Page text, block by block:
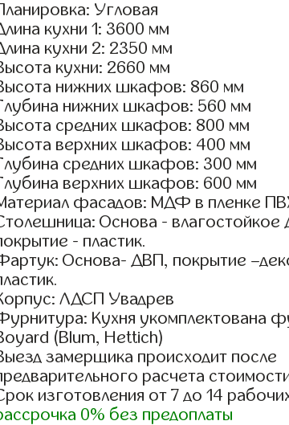
Угловая
кухни 1: 3600 мм
кухни 2: 2350 мм
кухни: 2660 мм
нижних шкафов: 860 мм
нижних шкафов: 560 мм
средних шкафов: 800 мм
верхних шкафов: 400 мм
средних шкафов: 300 мм
верхних шкафов: 600 мм
фасадов: МДФ в пленке
Основа - влагостойкое
- пластик.
Основа- ДВП, покрытие
ЛДСП Увадрев
Кухня укомплектована
(Blum, Hettich)
замерщика происходит после
расчета
изготовления от 7 до 14
0% без предоплаты